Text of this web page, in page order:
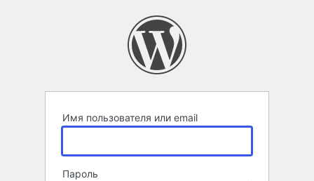
Имя пользователя или email
Пароль